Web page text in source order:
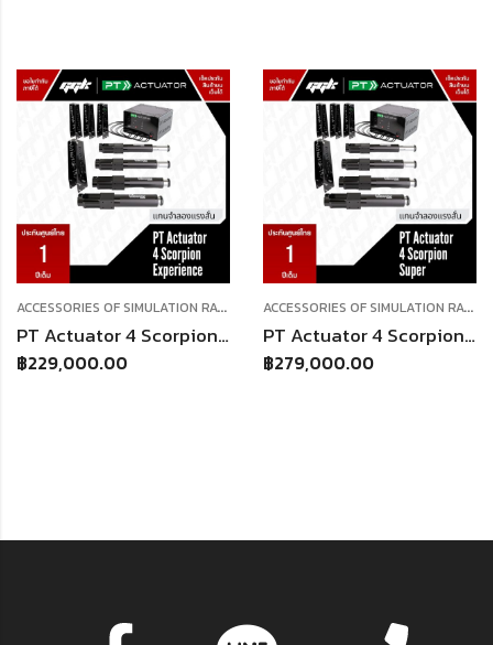
A
CCESSORIES OF SIMULATION RACING MOTION SYSTEM
PT Actuator 4 Scorpion Actuator Kits “E” (motion system) ตัวโยกชุด Sim ตามแรง G
฿229,000.00
A
CCESSORIES OF SIMULATION RACING
PT Actuator 4 Scorpion Actuator Kits “S” (motion system) ตัวโยกชุด Sim ตามแรง G
฿279,000.00